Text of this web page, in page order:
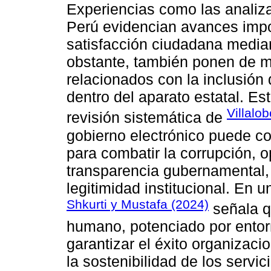
Experiencias como las
Perú evidencian avances
satisfacción ciudadana
obstante, también ponen de
relacionados con la
dentro del aparato estatal.
revisión sistemática de
gobierno electrónico puede
para combatir la corrupción,
transparencia
legitimidad institucional. En
Shkurti y Mustafa (2024) señala
humano, potenciado por
garantizar el éxito
la sostenibilidad de los